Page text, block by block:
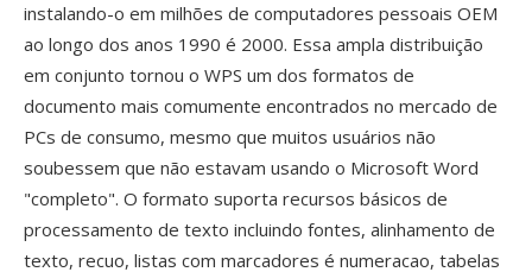
instalando-o em milhões de computadores pessoais OEM
ao longo dos anos 1990 é 2000. Essa ampla distribuição
em conjunto tornou o WPS um dos formatos de
documento mais comumente encontrados no mercado de
PCs de consumo, mesmo que muitos usuários não
soubessem que não estavam usando o Microsoft Word
"completo". O formato suporta recursos básicos de
processamento de texto incluindo fontes, alinhamento de
texto, recuo, listas com marcadores é numeracao, tabelas